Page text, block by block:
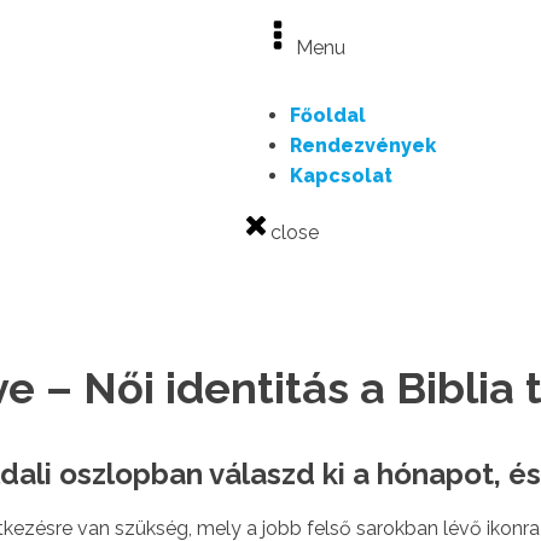
Menu
Főoldal
Rendezvények
Kapcsolat
close
– Női identitás a Biblia
oszlopban válaszd ki a hónapot,
van szükség, mely a jobb felső sarokban lévő